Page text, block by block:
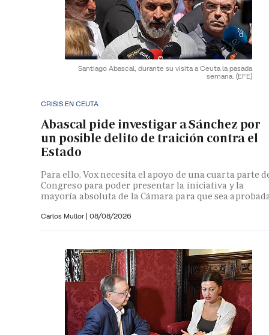
Santiago Abascal, durante su visita a Ceuta la pasada
semana. (EFE)
CRISIS EN CEUTA
Abascal pide investigar a Sánchez por
un posible delito de traición contra el
Estado
Para ello, Vox necesita el apoyo de una cuarta parte
Congreso para poder presentar la iniciativa y la
mayoría absoluta de la Cámara para que sea
Carlos Mullor | 08/08/2026